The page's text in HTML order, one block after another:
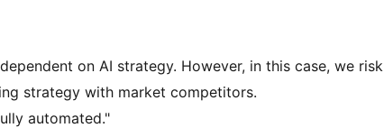
on AI strategy. However, in this case, we risk
strategy with market competitors.
automated."